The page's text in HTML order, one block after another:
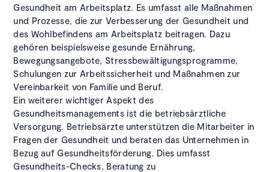
Gesundheit am Arbeitsplatz. Es umfasst alle Maßnahmen
und Prozesse, die zur Verbesserung der Gesundheit und
des Wohlbefindens am Arbeitsplatz beitragen. Dazu
gehören beispielsweise gesunde Ernährung,
Bewegungsangebote, Stressbewältigungsprogramme,
Schulungen zur Arbeitssicherheit und Maßnahmen zur
Vereinbarkeit von Familie und Beruf.
Ein weiterer wichtiger Aspekt des
Gesundheitsmanagements ist die betriebsärztliche
Versorgung. Betriebsärzte unterstützen die Mitarbeiter in
Fragen der Gesundheit und beraten das Unternehmen in
Bezug auf Gesundheitsförderung. Dies umfasst
Gesundheits-Checks, Beratung zu